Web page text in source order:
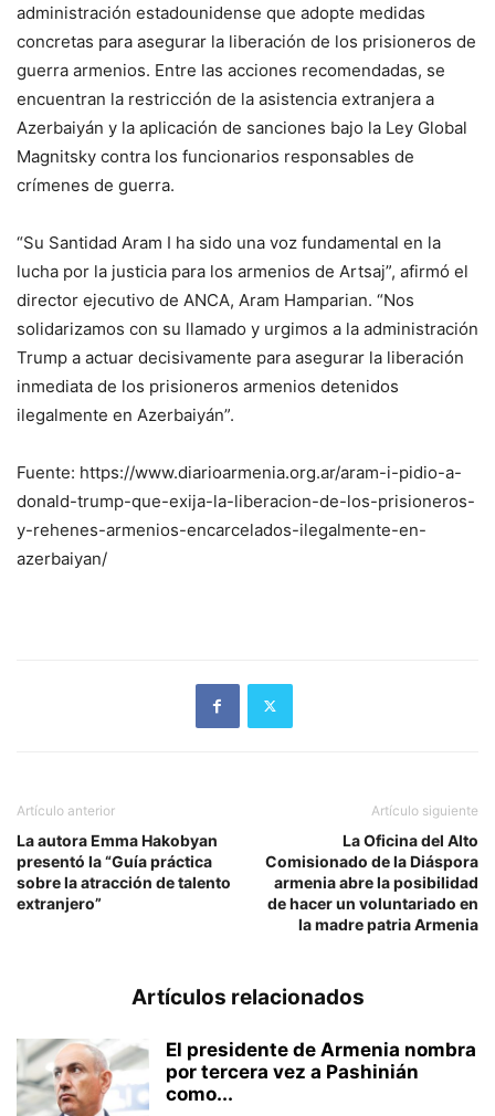
administración estadounidense que adopte medidas
concretas para asegurar la liberación de los prisioneros de
guerra armenios. Entre las acciones recomendadas, se
encuentran la restricción de la asistencia extranjera a
Azerbaiyán y la aplicación de sanciones bajo la Ley Global
Magnitsky contra los funcionarios responsables de
crímenes de guerra.
“Su Santidad Aram I ha sido una voz fundamental en la
lucha por la justicia para los armenios de Artsaj”, afirmó el
director ejecutivo de ANCA, Aram Hamparian. “Nos
solidarizamos con su llamado y urgimos a la administración
Trump a actuar decisivamente para asegurar la liberación
inmediata de los prisioneros armenios detenidos
ilegalmente en Azerbaiyán”.
Fuente: https://www.diarioarmenia.org.ar/aram-i-pidio-a-
donald-trump-que-exija-la-liberacion-de-los-prisioneros-
y-rehenes-armenios-encarcelados-ilegalmente-en-
azerbaiyan/
Artículo anterior
La autora Emma Hakobyan
presentó la “Guía práctica
sobre la atracción de talento
extranjero”
Artículo siguiente
La Oficina del Alto
Comisionado de la Diáspora
armenia abre la posibilidad
de hacer un voluntariado en
la madre patria Armenia
Artículos relacionados
El presidente de Armenia nombra
por tercera vez a Pashinián
como...